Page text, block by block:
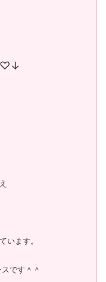
♡↓
います。
です＾＾